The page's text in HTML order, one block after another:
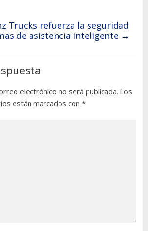
Trucks refuerza la seguridad
de asistencia inteligente →
electrónico no será publicada. Los
están marcados con *